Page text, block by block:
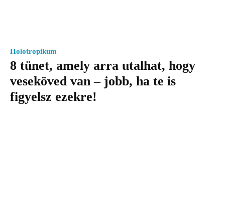
Holotropikum
8 tünet, amely arra utalhat, hogy
veseköved van – jobb, ha te is
figyelsz ezekre!